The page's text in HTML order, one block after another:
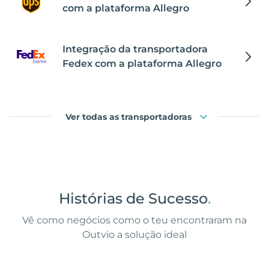
com a plataforma Allegro
Integração da transportadora
Fedex com a plataforma Allegro
Ver todas as transportadoras
Histórias de Sucesso.
Vê como negócios como o teu encontraram na
Outvio a solução ideal